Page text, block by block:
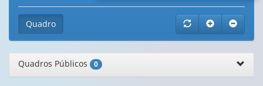
Quadro
Quadros Públicos 0